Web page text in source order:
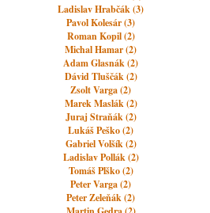
Ladislav Hrabčák (3)
Pavol Kolesár (3)
Roman Kopil (2)
Michal Hamar (2)
Adam Glasnák (2)
Dávid Tluščák (2)
Zsolt Varga (2)
Marek Maslák (2)
Juraj Straňák (2)
Lukáš Peško (2)
Gabriel Volšík (2)
Ladislav Pollák (2)
Tomáš Plško (2)
Peter Varga (2)
Peter Zeleňák (2)